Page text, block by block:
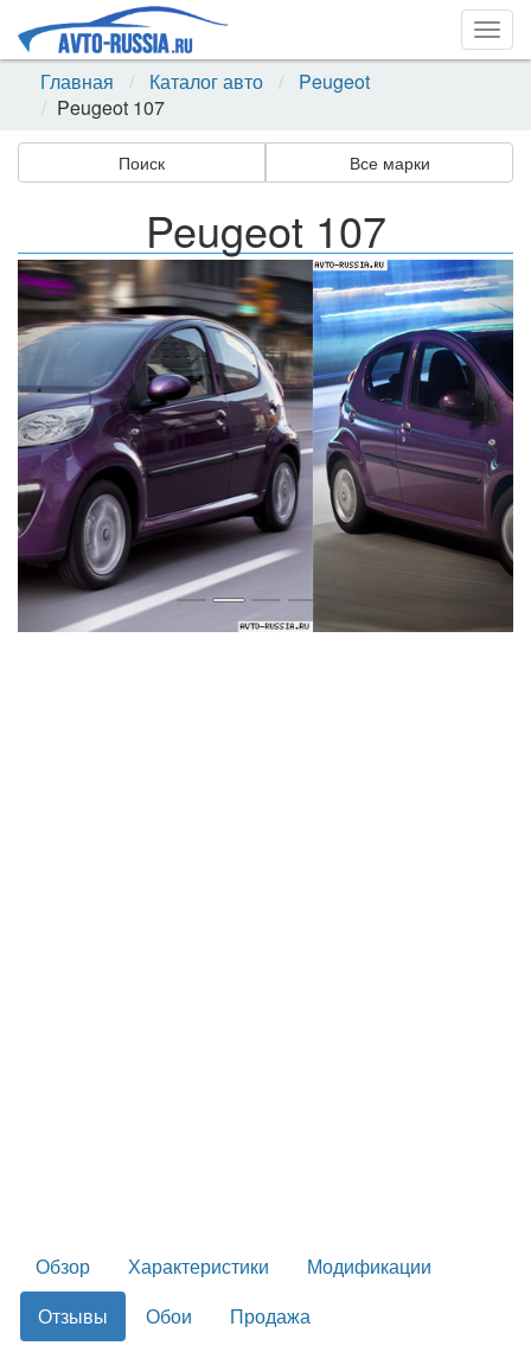
Главная
Каталог авто
Peugeot
Peugeot 107
Поиск Все марки
Peugeot 107
Назад
Обзор Характеристики
Модификации
Отзывы
Обои Продажа